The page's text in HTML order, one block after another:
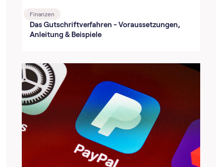
Finanzen
Das Gutschriftverfahren - Voraussetzungen,
Anleitung & Beispiele